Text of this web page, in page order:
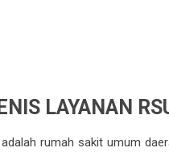
LAYANAN
adalah rumah sakit umum